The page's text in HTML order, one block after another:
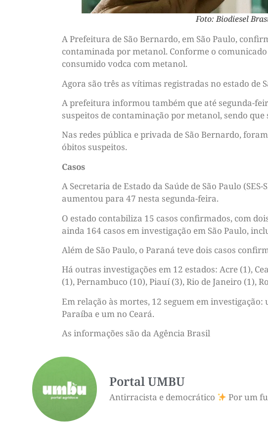
Foto: Biodiesel
A Prefeitura de São Bernardo, em São Paulo,
contaminada por metanol. Conforme o
consumido vodca com metanol.
Agora são três as vítimas registradas no estado de
A prefeitura informou também que até segunda-
suspeitos de contaminação por metanol, sendo que
Nas redes pública e privada de São Bernardo,
óbitos suspeitos.
Casos
A Secretaria de Estado da Saúde de São Paulo
aumentou para 47 nesta segunda-feira.
O estado contabiliza 15 casos confirmados, com
ainda 164 casos em investigação em São Paulo,
Além de São Paulo, o Paraná teve dois casos
Há outras investigações em 12 estados: Acre (1),
(1), Pernambuco (10), Piauí (3), Rio de Janeiro (1),
Em relação às mortes, 12 seguem em
Paraíba e um no Ceará.
As informações são da Agência Brasil
Portal UMBU
Antirracista e democrático Por um